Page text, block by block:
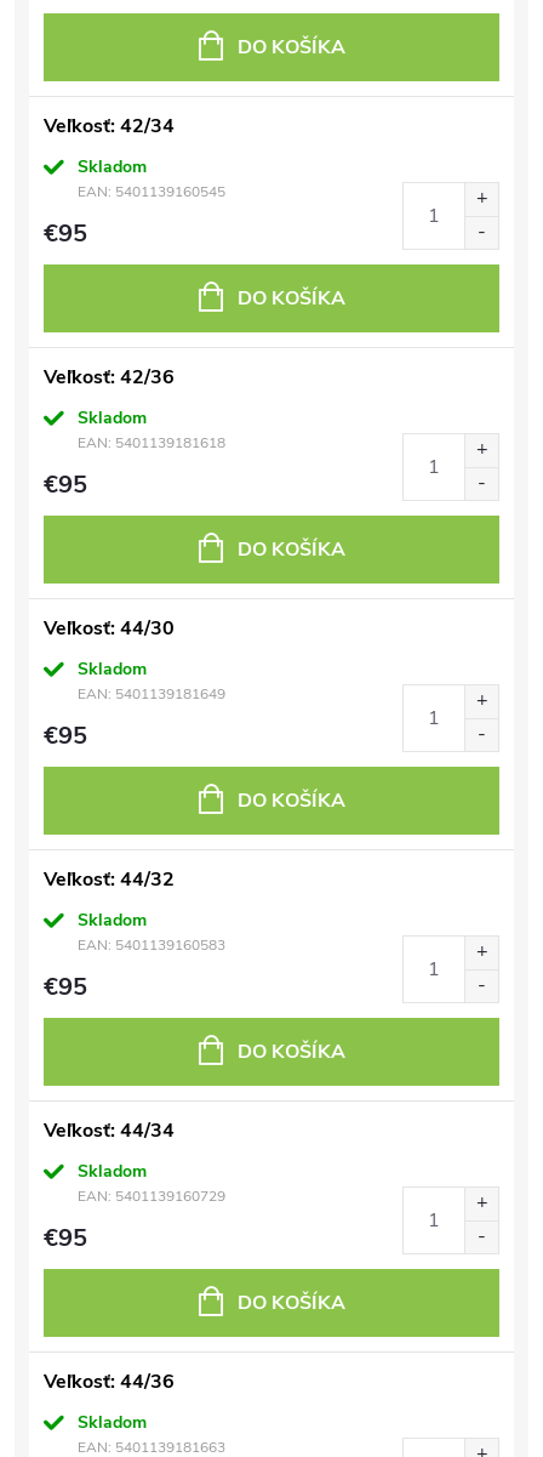
DO KOŠÍKA
Veľkosť: 42/34
Skladom
EAN: 5401139160545
€95
DO KOŠÍKA
Veľkosť: 42/36
Skladom
EAN: 5401139181618
€95
DO KOŠÍKA
Veľkosť: 44/30
Skladom
EAN: 5401139181649
€95
DO KOŠÍKA
Veľkosť: 44/32
Skladom
EAN: 5401139160583
€95
DO KOŠÍKA
Veľkosť: 44/34
Skladom
EAN: 5401139160729
€95
DO KOŠÍKA
Veľkosť: 44/36
Skladom
EAN: 5401139181663